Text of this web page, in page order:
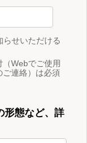
せいただける
Webでご使用
ご連絡）は必須
形態など、詳